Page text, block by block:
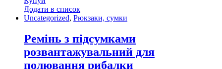
Додати в список
Uncategorized, Рюкзаки, сумки
Ремінь з підсумками
розвантажувальний для
полювання рибалки